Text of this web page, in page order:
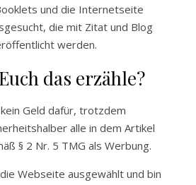
und die Internetseite
die mit Zitat und Blog
werden.
das erzähle?
Geld dafür, trotzdem
alle in dem Artikel
§ 2 Nr. 5 TMG als Werbung.
Webseite ausgewählt und bin